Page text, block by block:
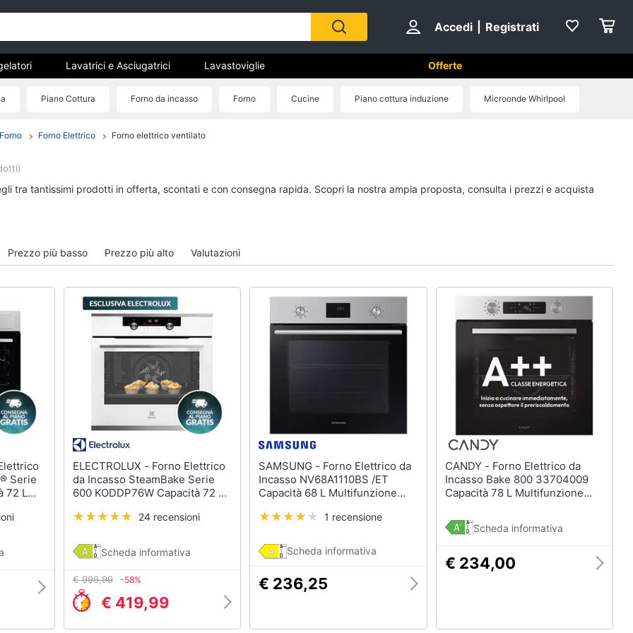
Accedi Registrati
Lavatrici e Asciugatrici
Vedi tutti
Vedi tutti
Pulizia casa e stiro
Aspirapolvere Dyson
Aspirapolvere
Scopa a vapore
Elettrodomestici in Cucina
Friggitrice ad aria
Vedi tutti
Piccoli elettrodomestici
Termoventilatore
Elettrodomestici in offerta
Frigoriferi in offerta
Microonde in offerta
Vedi tutti
Lavatrici e Asciugatrici Lavastoviglie Offerte
Piano Cottura Forno da incasso Forno Cucine Piano cottura induzione Microonde Whirlpool
Forno Forno Elettrico Forno elettrico ventilato
tra tantissimi prodotti in offerta, scontati e con consegna rapida. Scopri la nostra ampia proposta, consulta i prezzi e acquista
Prezzo più basso Prezzo più alto Valutazioni
Serie
72 L
W
ELECTROLUX - Forno Elettrico
da Incasso SteamBake Serie
600 KODDP76W Capacità 72 L
2990 W Colore Bianco
24 recensioni
Scheda informativa
€ 999,99 -58%
€ 419,99
SAMSUNG - Forno Elettrico da
Incasso NV68A1110BS /ET
Capacità 68 L Multifunzione
Colore Acciaio Inossidabile
1 recensione
Scheda informativa
€ 236,25
CANDY - Forno Elettrico da
Incasso Bake 800 33704009
Capacità 78 L Multifunzione
Scheda informativa
€ 234,00